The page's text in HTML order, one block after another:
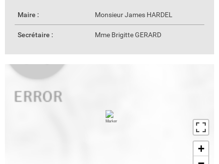
Maire : Monsieur James HARDEL
Secrétaire : Mme Brigitte GERARD
+